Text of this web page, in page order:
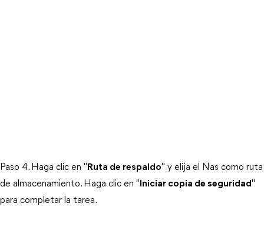
Paso 4. Haga clic en "Ruta de respaldo" y elija el Nas como ruta
de almacenamiento. Haga clic en "Iniciar copia de seguridad"
para completar la tarea.